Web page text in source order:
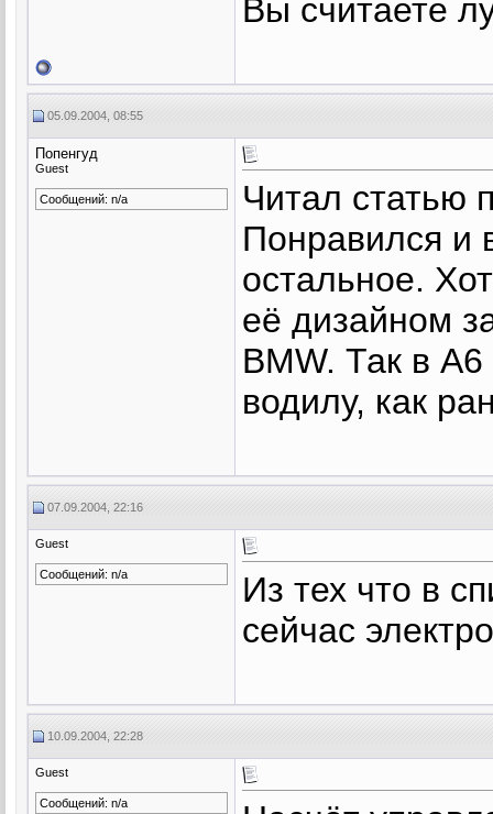
Вы считаете
05.09.2004, 08:55
Попенгуд
Guest
Сообщений: n/a
Читал статью
Понравился и
остальное.
её дизайном
BMW. Так в
водилу, как
07.09.2004, 22:16
Guest
Сообщений: n/a
Из тех что в
сейчас
10.09.2004, 22:28
Guest
Сообщений: n/a